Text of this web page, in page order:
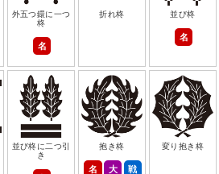
外五つ鐶に一つ
柊
名
折れ柊 並び柊
名
並び柊に二つ引
き
抱き柊
名 大
戦
変り抱き柊